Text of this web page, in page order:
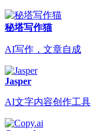
秘塔写作猫
AI写作，文章自成
Jasper
AI文字内容创作工具